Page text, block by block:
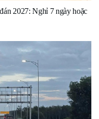
2027: Nghỉ 7 ngày hoặc